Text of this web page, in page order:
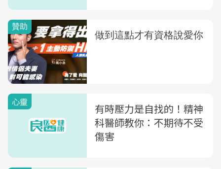
心靈
有時壓力是自找的！精神
科醫師教你：不期待不受
傷害